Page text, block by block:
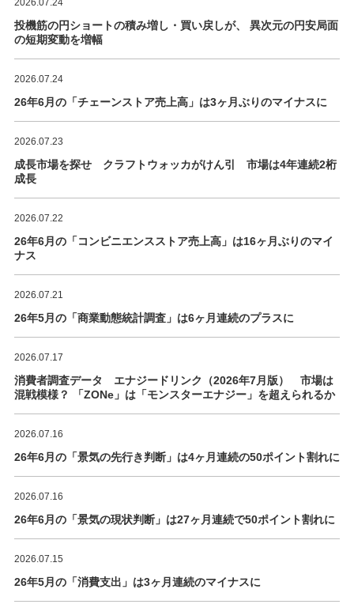
投機筋の円ショートの積み増し・買い戻しが、 異次元の円安局面
の短期変動を増幅
2026.07.24
26年6月の「チェーンストア売上高」は3ヶ月ぶりのマイナスに
2026.07.23
成長市場を探せ クラフトウォッカがけん引 市場は4年連続2桁
成長
2026.07.22
26年6月の「コンビニエンスストア売上高」は16ヶ月ぶりのマイ
ナス
2026.07.21
26年5月の「商業動態統計調査」は6ヶ月連続のプラスに
2026.07.17
消費者調査データ エナジードリンク（2026年7月版） 市場は
混戦模様？ 「ZONe」は「モンスターエナジー」を超えられるか
2026.07.16
26年6月の「景気の先行き判断」は4ヶ月連続の50ポイント割れに
2026.07.16
26年6月の「景気の現状判断」は27ヶ月連続で50ポイント割れに
2026.07.15
26年5月の「消費支出」は3ヶ月連続のマイナスに